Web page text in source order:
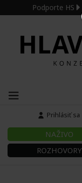
Podporte HS
Prihlásiť sa
NAŽIVO
ROZHOVORY